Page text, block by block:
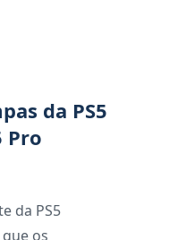
ofici
da PS5
Pro
da PS5
os